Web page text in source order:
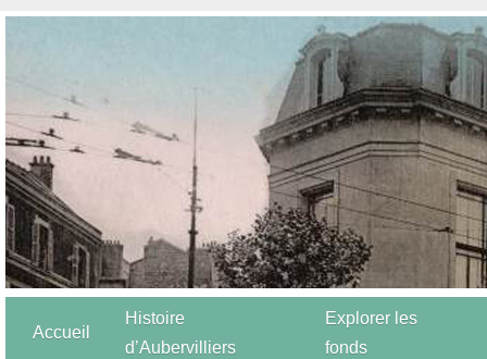
Accueil
Histoire
d’Aubervilliers
Explorer les
fonds